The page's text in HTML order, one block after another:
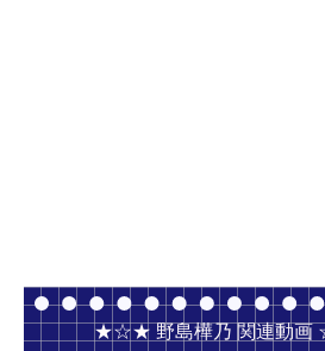
★☆★ 野島樺乃 関連動